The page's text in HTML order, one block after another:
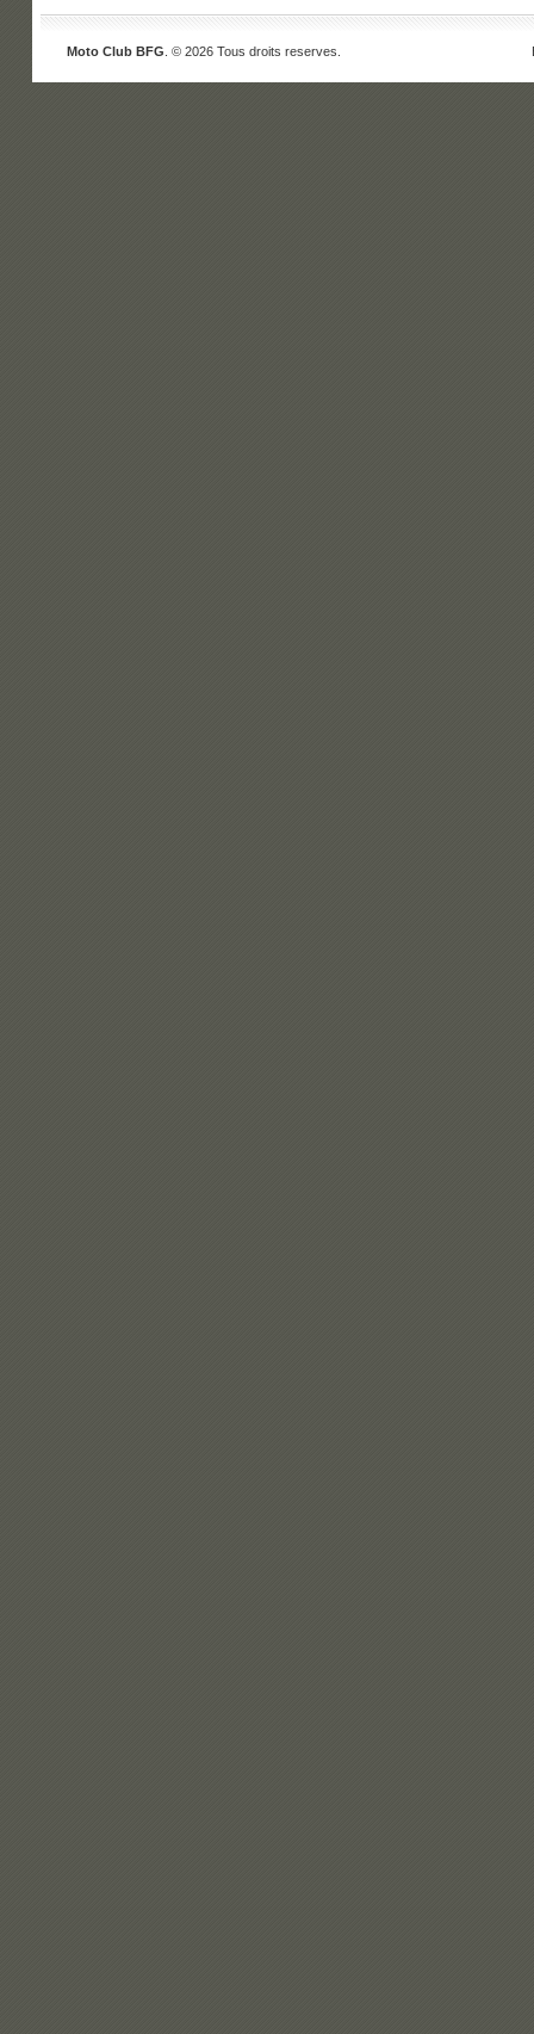
Moto Club BFG . © 2026 Tous droits reserves.